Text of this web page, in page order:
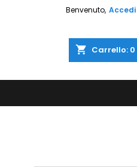
Benvenuto, Accedi
shopping_cart Carrello: 0